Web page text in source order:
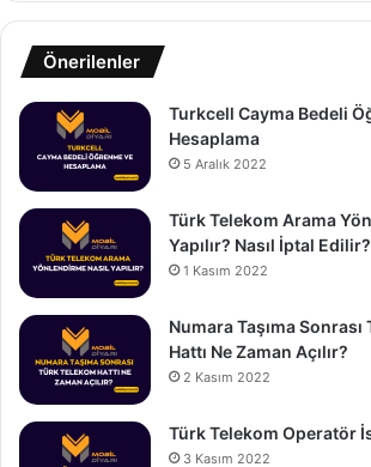
Önerilenler
Turkcell Cayma Bedeli
Hesaplama
5 Aralık 2022
Türk Telekom Arama
Yapılır? Nasıl İptal Edilir?
1 Kasım 2022
Numara Taşıma
Hattı Ne Zaman Açılır?
2 Kasım 2022
Türk Telekom Operatör
3 Kasım 2022